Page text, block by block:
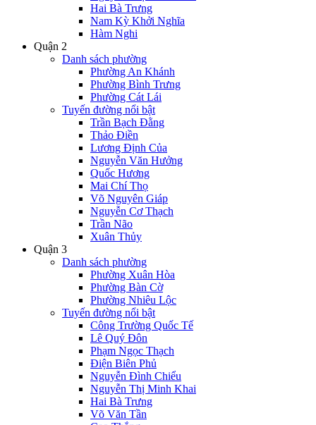
Hai Bà Trưng
Nam Kỳ Khởi Nghĩa
Hàm Nghi
Quận 2
Danh sách phường
Phường An Khánh
Phường Bình Trưng
Phường Cát Lái
Tuyến đường nổi bật
Trần Bạch Đằng
Thảo Điền
Lương Định Của
Nguyễn Văn Hưởng
Quốc Hương
Mai Chí Thọ
Võ Nguyên Giáp
Nguyễn Cơ Thạch
Trần Não
Xuân Thủy
Quận 3
Danh sách phường
Phường Xuân Hòa
Phường Bàn Cờ
Phường Nhiêu Lộc
Tuyến đường nổi bật
Công Trường Quốc Tế
Lê Quý Đôn
Phạm Ngọc Thạch
Điện Biên Phủ
Nguyễn Đình Chiểu
Nguyễn Thị Minh Khai
Hai Bà Trưng
Võ Văn Tần